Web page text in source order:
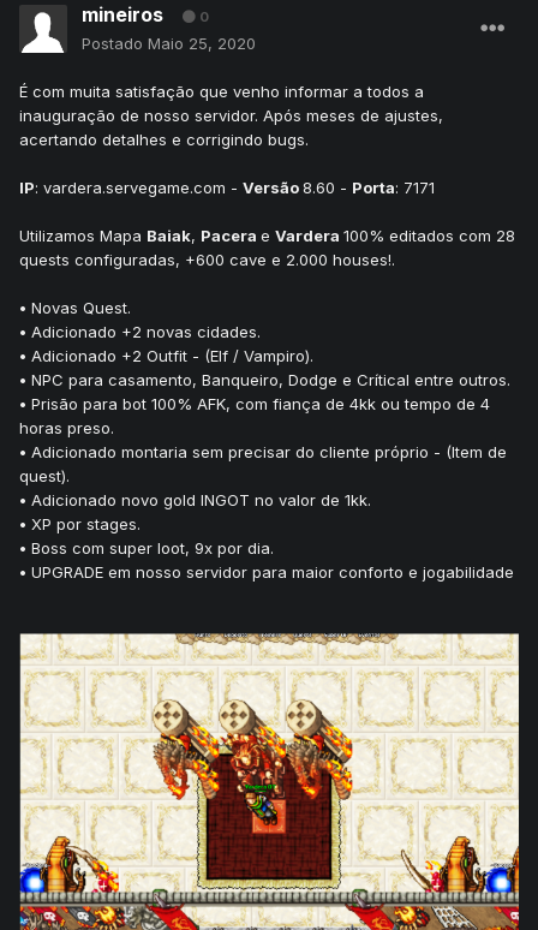
mineiros 0
Postado Maio 25, 2020
É com muita satisfação que venho informar a todos a
inauguração de nosso servidor. Após meses de ajustes,
acertando detalhes e corrigindo bugs.
IP: vardera.servegame.com - Versão8.60 - Porta: 7171
Utilizamos Mapa Baiak, Pacera e Vardera 100% editados com 28
quests configuradas, +600 cave e 2.000 houses!.
• Novas Quest.
• Adicionado +2 novas cidades.
• Adicionado +2 Outfit - (Elf / Vampiro).
• NPC para casamento, Banqueiro, Dodge e Crítical entre outros.
• Prisão para bot 100% AFK, com fiança de 4kk ou tempo de 4
horas preso.
• Adicionado montaria sem precisar do cliente próprio - (Item de
quest).
• Adicionado novo gold INGOT no valor de 1kk.
• XP por stages.
• Boss com super loot, 9x por dia.
• UPGRADE em nosso servidor para maior conforto e jogabilidade